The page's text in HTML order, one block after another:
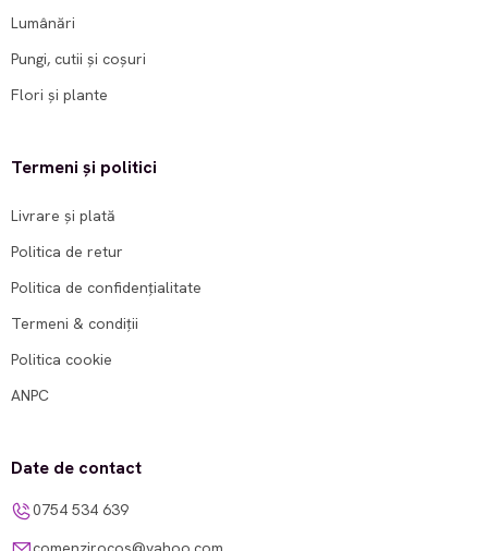
Lumânări
Pungi, cutii și coșuri
Flori și plante
Termeni și politici
Livrare și plată
Politica de retur
Politica de confidențialitate
Termeni & condiții
Politica cookie
ANPC
Date de contact
0754 534 639